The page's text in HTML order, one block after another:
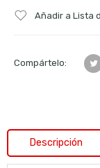
Añadir a Lista
Compártelo:
Descripción